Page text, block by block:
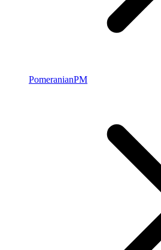
PomeranianPM